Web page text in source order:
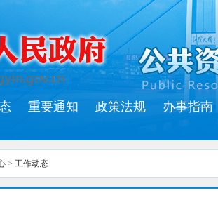
重要通知 政策法规 办事指南
> 工作动态